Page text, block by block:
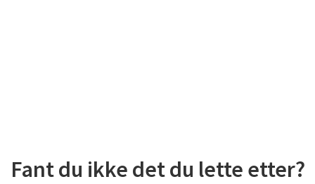
Fant du ikke det du lette etter?